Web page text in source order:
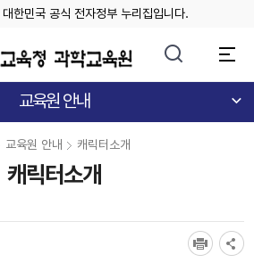
한민국 공식 전자정부 누리집입니다.
교육원 안내
교육원 안내 캐릭터소개
캐릭터소개